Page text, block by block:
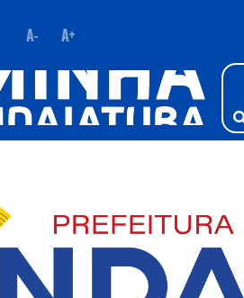
A- A+